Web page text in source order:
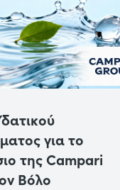
για το
της Campari